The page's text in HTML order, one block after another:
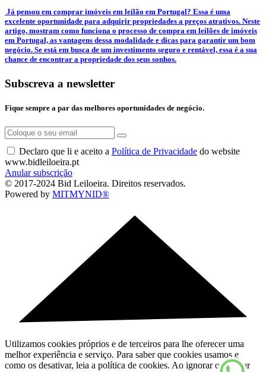
­ Já pensou em comprar imóveis em leilão em Portugal? Essa é uma
excelente oportunidade para adquirir propriedades a preços atrativos. Neste
artigo, mostram como funciona o processo de compra em leilões de imóveis
em Portugal, as vantagens dessa modalidade e dicas para garantir um bom
negócio. Se está em busca de um investimento seguro e rentável, essa é a sua
chance de encontrar a propriedade dos seus sonhos.
Subscreva a newsletter
Fique sempre a par das melhores oportunidades de negócio.
Declaro que li e aceito a Política de Privacidade do website
www.bidleiloeira.pt
Anular subscrição
© 2017-2024 Bid Leiloeira. Direitos reservados.
Powered by MITMYNID®
Utilizamos cookies próprios e de terceiros para lhe oferecer uma
melhor experiência e serviço. Para saber que cookies usamos e
como os desativar, leia a política de cookies. Ao ignorar ou fechar